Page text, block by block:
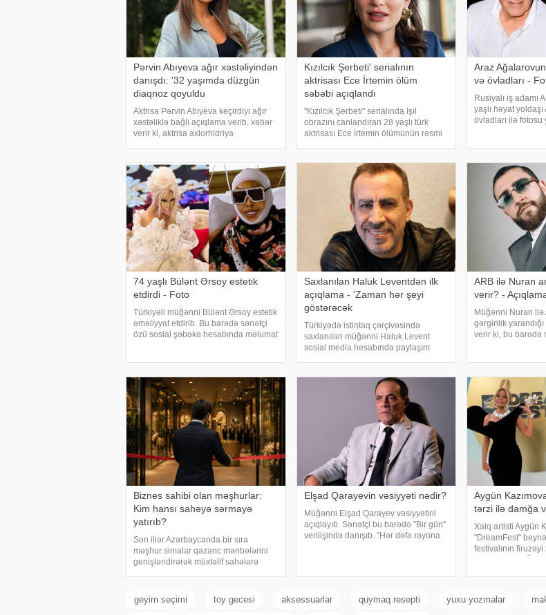
Pərvin Abıyeva ağır xəstəliyindən
danışdı: '32 yaşımda düzgün
diaqnoz qoyuldu
Aktrisa Pərvin Abıyeva keçirdiyi ağır
xəstəliklə bağlı açıqlama verib. xəbər
verir ki, aktrisa axlorhidriya
bilmədiyini bildirib. "Bu əməliyyat
Azərbaycand
Kızılcık Şerbeti' serialının
aktrisası Ece İrtemin ölüm
səbəbi açıqlandı
"Kızılcık Şerbeti" serialında Işıl
obrazını canlandıran 28 yaşlı türk
aktrisası Ece İrtemin ölümünün rəsmi
Türkiyə Məhkəmə-Tibb İnstitutunun
rəyinə istinadə
Araz Ağalarovun
və övladları -
Rusiyalı iş adamı
yaşlı həyat
övladları ilə fotosu
74 yaşlı Bülənt Ərsoy estetik
etdirdi - Foto
Türkiyəli müğənni Bülənt Ərsoy estetik
əməliyyat etdirib. Bu barədə sənətçi
özü sosial şəbəkə hesabında məlumat
Saxlanılan Haluk Leventdən ilk
açıqlama - 'Zaman hər şeyi
göstərəcək
Türkiyədə istintaq çərçivəsində
saxlanılan müğənni Haluk Levent
sosial media hesabında paylaşım
istinadən xəbər verir ki, Levent şəxsi
ARB ilə Nuran
verir? -
Müğənni Nuran ilə
gərginlik
verir ki, bu barədə
heç bir rəsm
Biznes sahibi olan məşhurlar:
Kim hansı sahəyə sərmayə
yatırıb?
Son illər Azərbaycanda bir sıra
məşhur simalar qazanc mənbələrini
genişləndirərək müxtəlif sahələrə
sektorunda fəaliyyət göstərən, öz
adları il
Elşad Qarayevin vəsiyyəti nədir?
Müğənni Elşad Qarayev vəsiyyətini
açıqlayıb. Sənətçi bu barədə "Bir gün"
verilişində danışıb. "Hər dəfə rayona
Aygün
tərzi ilə damğa
Xalq artisti Aygün
"DreamFest"
festivalının
geyim seçimi toy gecesi aksessuarlar quymaq resepti yuxu yozmalar